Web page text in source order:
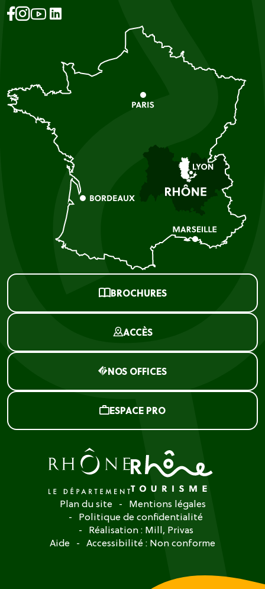
BROCHURES
ACCÈS
NOS OFFICES
ESPACE PRO
Plan du site
Mentions légales
Politique de confidentialité
Réalisation : Mill, Privas
Aide
Accessibilité : Non conforme